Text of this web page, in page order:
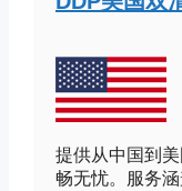
提供从中国到
畅无忧。服务